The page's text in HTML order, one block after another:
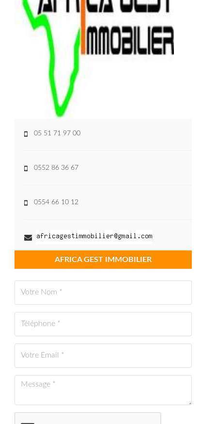
05 51 71 97 00
0552 86 36 67
0554 66 10 12
AFRICA GEST IMMOBILIER